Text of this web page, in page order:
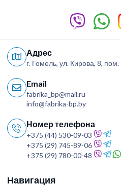
Адрес
г. Гомель, ул. Кирова, 8, пом.
Email
fabrika_bp@mail.ru
info@fabrika-bp.by
Номер телефона
+375 (44) 530-09-03
+375 (29) 745-89-06
+375 (29) 780-00-48
Навигация